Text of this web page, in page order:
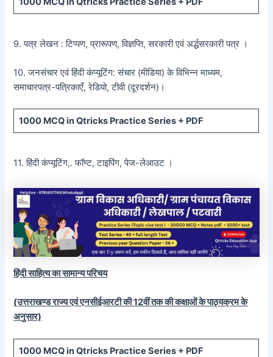
9. पत्र लेखन : टिप्पण, प्रारूपण, विज्ञप्ति, सरकारी एवं अर्द्धसरकारी पत्र ।
10. जनसंचार एवं हिंदी कंप्यूटिंग: संचार (मीडिया) के विभिन्न माध्यम,
समाचारपत्र-पत्रिकाएँ, रेडियो, टीवी (दूरदर्शन)।
1000 MCQin Qtricks Practice Series + PDF
11. हिंदी कंप्यूटिंग,. फॉण्ट, टाइपिंग, पेज-लेआउट ।
हिंदी साहित्य का सामान्य परिचय
(उत्तराखण्ड राज्य एवं एनसीईआरटी की 12वीं तक की कक्षाओं के पाठ्यक्रम के
अनुसार)
1000 MCQin Qtricks Practice Series + PDF